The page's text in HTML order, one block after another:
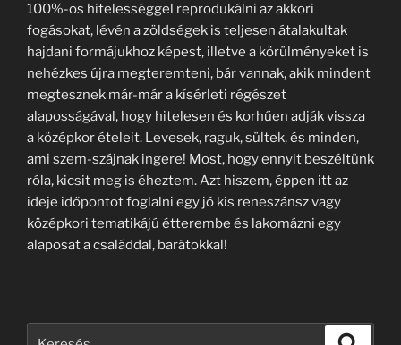
100%-os hitelességgel reprodukálni az akkori
fogásokat, lévén a zöldségek is teljesen átalakultak
hajdani formájukhoz képest, illetve a körülményeket is
nehézkes újra megteremteni, bár vannak, akik mindent
megtesznek már-már a kísérleti régészet
alaposságával, hogy hitelesen és korhűen adják vissza
a középkor ételeit. Levesek, raguk, sültek, és minden,
ami szem-szájnak ingere! Most, hogy ennyit beszéltünk
róla, kicsit meg is éheztem. Azt hiszem, éppen itt az
ideje időpontot foglalni egy jó kis reneszánsz vagy
középkori tematikájú étterembe és lakomázni egy
alaposat a családdal, barátokkal!